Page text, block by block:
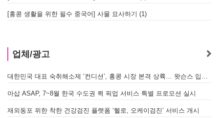
[홍콩 생활을 위한 필수 중국어] 사물 묘사하기 (1)
업체/광고
아삽 ASAP, 7~8월 한국 수도권 퀵 픽업 서비스 특별 프로모션 실시
재외동포 위한 착한 건강검진 플랫폼 ‘헬로, 오케이검진’ 서비스 개시